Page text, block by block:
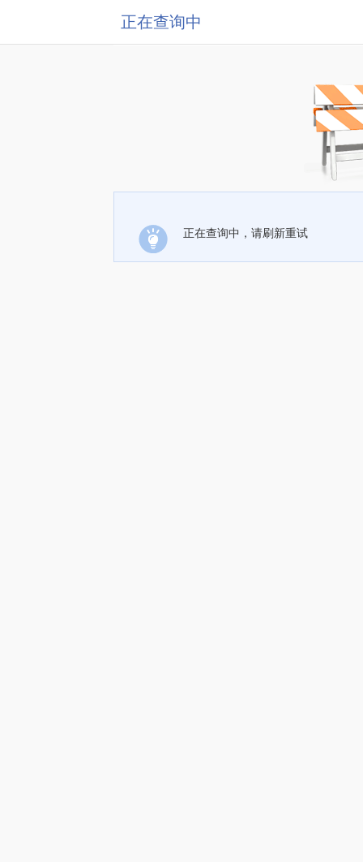
正在查询中
正在查询中，请刷新重试